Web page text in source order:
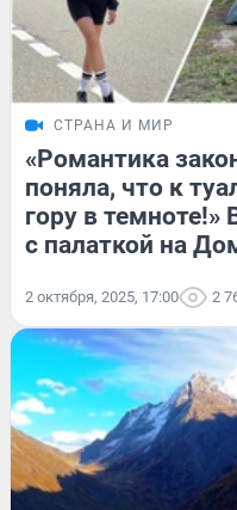
СТРАНА И МИР
«Романтика
поняла, что к
гору в темноте!»
с палаткой на
2 октября, 2025, 17:00 2